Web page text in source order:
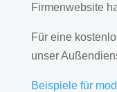
Firmenwebsite
Für eine
unser
Beispiele für